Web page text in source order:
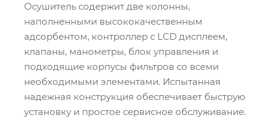
Осушитель содержит две колонны,
наполненными высококачественным
адсорбентом, контроллер с LCD дисплеем,
клапаны, манометры, блок управления и
подходящие корпусы фильтров со всеми
необходимыми элементами. Испытанная
надежная конструкция обеспечивает быструю
установку и простое сервисное обслуживание.